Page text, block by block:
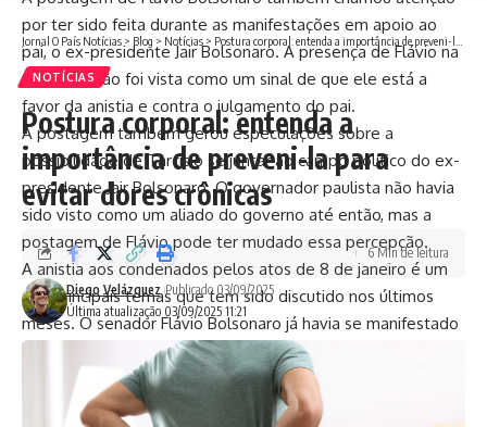
por ter sido feita durante as manifestações em apoio ao
pai, o ex-presidente Jair Bolsonaro. A presença de Flávio na
manifestação foi vista como um sinal de que ele está a
favor da anistia e contra o julgamento do pai.
A postagem também gerou especulações sobre a
possibilidade de Tarcísio se juntar ao campo político do ex-
presidente Jair Bolsonaro. O governador paulista não havia
sido visto como um aliado do governo até então, mas a
postagem de Flávio pode ter mudado essa percepção.
A anistia aos condenados pelos atos de 8 de janeiro é um
dos principais temas que tem sido discutido nos últimos
meses. O senador Flávio Bolsonaro já havia se manifestado
a favor da anistia, e agora está reforçando essa posição
compartilhando o discurso de Tarcísio.
A postagem de Flávio também gerou uma grande
Jornal O País Notícias > Blog > Notícias > Postura corporal: entenda a importância de preveni-la para evitar dores crônicas
NOTÍCIAS
Postura corporal: entenda a
importância de preveni-la para
evitar dores crônicas
Última atualização 03/09/2025 11:21
Diego Velázquez Publicado 03/09/2025
6 Min de leitura